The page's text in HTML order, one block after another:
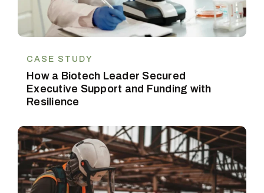
CASE STUDY
How a Biotech Leader Secured
Executive Support and Funding with
Resilience